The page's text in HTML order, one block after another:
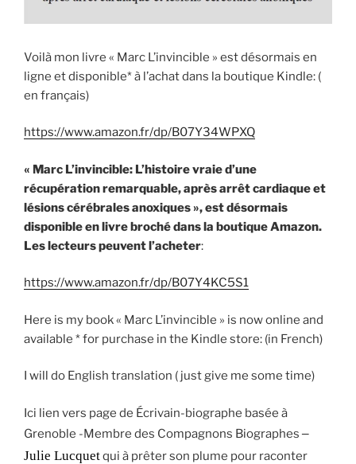
Voilà mon livre « Marc L’invincible » est désormais en
ligne et disponible* à l’achat dans la boutique Kindle: (
en français)
https://www.amazon.fr/dp/B07Y34WPXQ
« Marc L’invincible: L’histoire vraie d’une
récupération remarquable, après arrêt cardiaque et
lésions cérébrales anoxiques », est désormais
disponible en livre broché dans la boutique Amazon.
Les lecteurs peuvent l’acheter:
https://www.amazon.fr/dp/B07Y4KC5S1
Here is my book « Marc L’invincible » is now online and
available * for purchase in the Kindle store: (in French)
I will do English translation ( just give me some time)
Ici lien vers page de Écrivain-biographe basée à
Grenoble -Membre des Compagnons Biographes –
Julie Lucquetqui à prêter son plume pour raconter